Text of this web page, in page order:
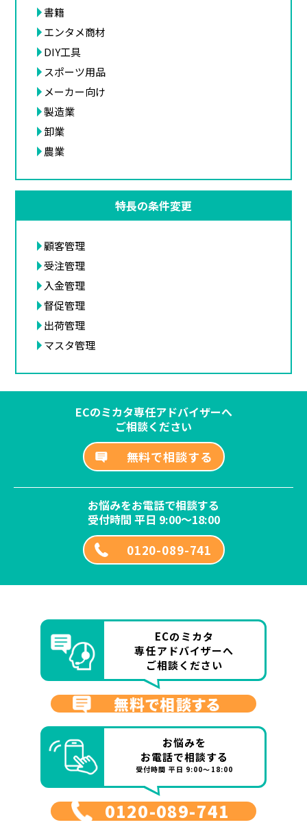
書籍
エンタメ商材
DIY工具
スポーツ用品
メーカー向け
製造業
卸業
農業
特長の条件変更
顧客管理
受注管理
入金管理
督促管理
出荷管理
マスタ管理
ECのミカタ専任アドバイザーへ
ご相談ください
無料で相談する
お悩みをお電話で相談する
受付時間 平日 9:00～18:00
0120-089-741
ECのミカタ
専任アドバイザーへ
ご相談ください
無料で相談する
お悩みを
お電話で相談する
受付時間 平日 9:00～18:00
0120-089-741